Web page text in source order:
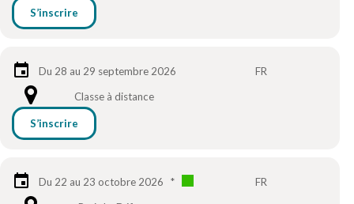
S’inscrire
Du 28 au 29 septembre 2026
FR
Classe à distance
S’inscrire
Du 22 au 23 octobre 2026 *
FR